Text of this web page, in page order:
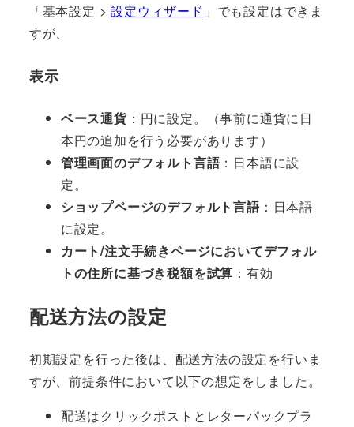
「基本設定 >設定ウィザード 」でも設定はできま
すが、
表示
ベース通貨：円に設定。（事前に通貨に日
本円の追加を行う必要があります）
管理画面のデフォルト言語：日本語に設
定。
ショップページのデフォルト言語：日本語
に設定。
カート/注文手続きページにおいてデフォル
トの住所に基づき税額を試算 ：有効
配送方法の設定
初期設定を行った後は、配送方法の設定を行いま
すが、前提条件において以下の想定をしました。
配送はクリックポストとレターパックプラ